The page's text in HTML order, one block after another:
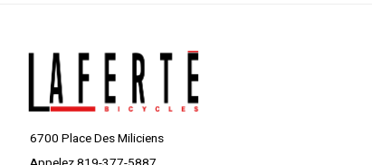
6700 Place Des Miliciens